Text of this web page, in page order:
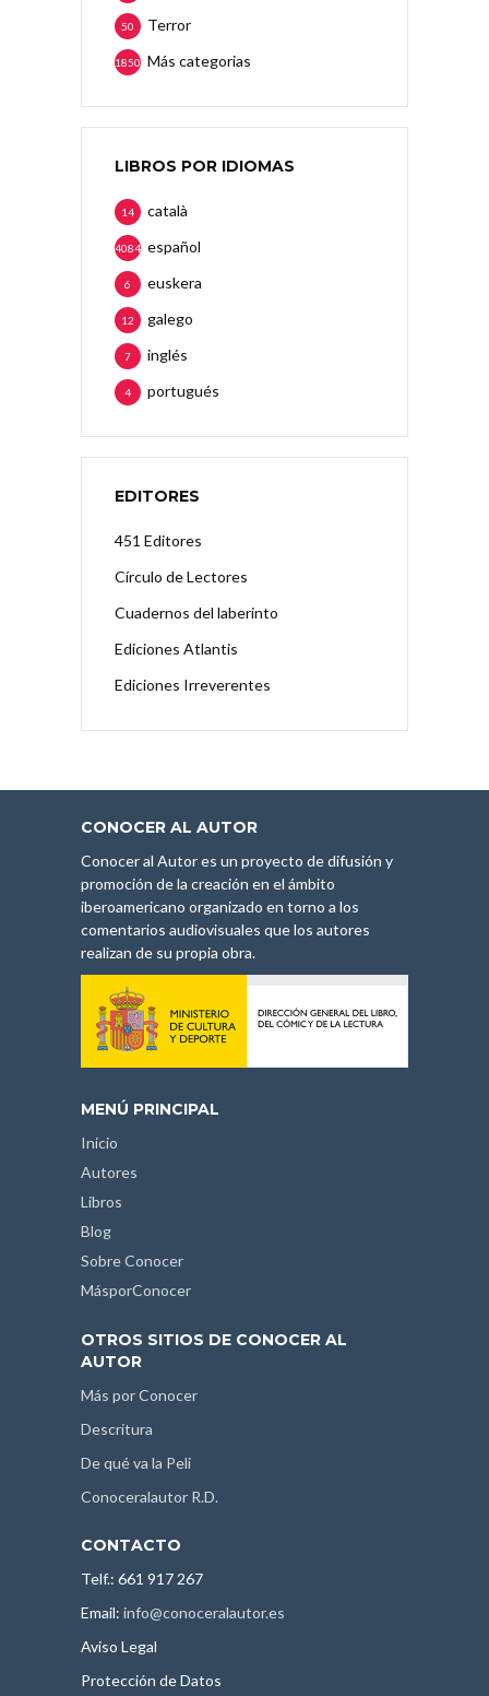
Terror
50
Más categorias
1850
LIBROS POR IDIOMAS
català
14
español
4084
euskera
6
galego
12
inglés
7
portugués
4
EDITORES
451 Editores
Círculo de Lectores
Cuadernos del laberinto
Ediciones Atlantis
Ediciones Irreverentes
CONOCER AL AUTOR
Conocer al Autor es un proyecto de difusión y
promoción de la creación en el ámbito
iberoamericano organizado en torno a los
comentarios audiovisuales que los autores
realizan de su propia obra.
MENÚ PRINCIPAL
Inicio
Autores
Libros
Blog
Sobre Conocer
MásporConocer
OTROS SITIOS DE CONOCER AL
AUTOR
Más por Conocer
Descritura
De qué va la Peli
Conoceralautor R.D.
CONTACTO
Telf.: 661 917 267
Email: info@conoceralautor.es
Aviso Legal
Protección de Datos